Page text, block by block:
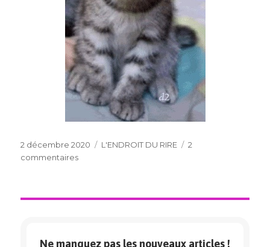
Publié
le
2 décembre 2020 Catégories
L'ENDROIT DU RIRE
2
commentairessur
Ne manquez pas les nouveaux articles !